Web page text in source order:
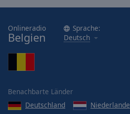
Onlineradio
Belgien
Sprache:
Deutsch
Benachbarte Länder
Deutschland
Niederlande